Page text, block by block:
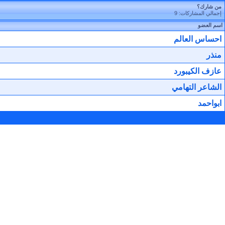
من شارك؟
إجمالي المشاركات: 9
اسم العضو
احساس العالم
منذر
عازف الكيبورد
الشاعر التهامي
ابواحمد